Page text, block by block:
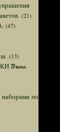
(21)
(47)
(13)
Bruno
по